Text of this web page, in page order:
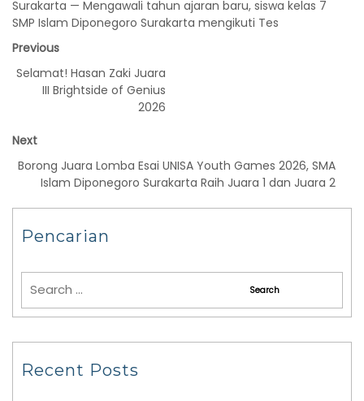
Surakarta — Mengawali tahun ajaran baru, siswa kelas 7
SMP Islam Diponegoro Surakarta mengikuti Tes
Previous
Selamat! Hasan Zaki Juara
III Brightside of Genius
2026
Next
Borong Juara Lomba Esai UNISA Youth Games 2026, SMA
Islam Diponegoro Surakarta Raih Juara 1 dan Juara 2
Pencarian
Recent Posts